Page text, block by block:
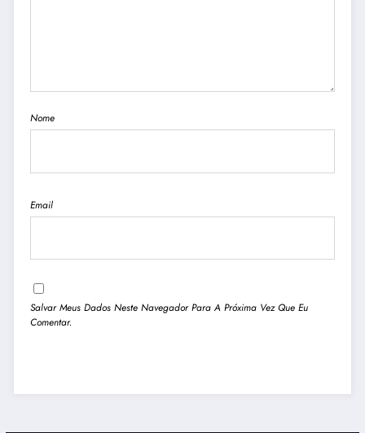
Nome
Email
Salvar Meus Dados Neste Navegador Para A Próxima Vez Que Eu
Comentar.